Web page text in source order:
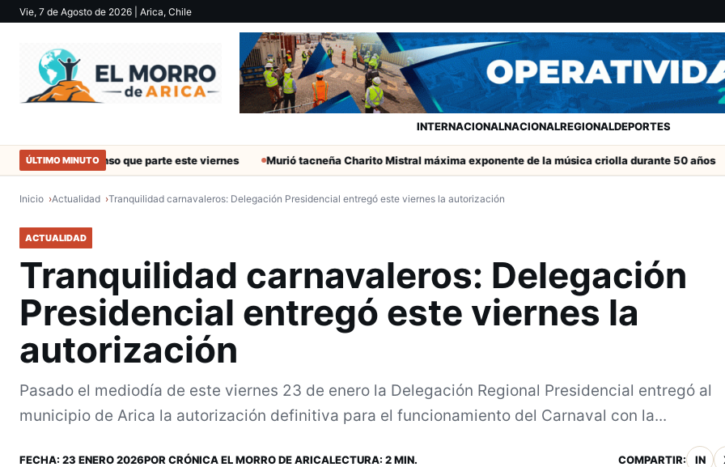
Vie, 7 de Agosto de 2026 | Arica, Chile
INTERNACIONALNACIONALREGIONALDEPORTES
ÚLTIMO MINUTO
del Ascenso que parte este viernes Murió tacneña Charito Mistral máxima exponente de la música criolla durante 50 años
Inicio Actualidad Tranquilidad carnavaleros: Delegación Presidencial entregó este viernes la autorización
ACTUALIDAD
Tranquilidad carnavaleros: Delegación
Presidencial entregó este viernes la
autorización
Pasado el mediodía de este viernes 23 de enero la Delegación Regional Presidencial entregó al
municipio de Arica la autorización definitiva para el funcionamiento del Carnaval con la...
FECHA: 23 ENERO 2026POR CRÓNICA EL MORRO DE ARICALECTURA: 2 MIN. COMPARTIR: IN